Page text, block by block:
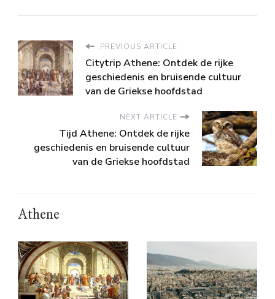
PREVIOUS ARTICLE
Citytrip Athene: Ontdek de rijke
geschiedenis en bruisende cultuur
van de Griekse hoofdstad
NEXT ARTICLE
Tijd Athene: Ontdek de rijke
geschiedenis en bruisende cultuur
van de Griekse hoofdstad
Athene